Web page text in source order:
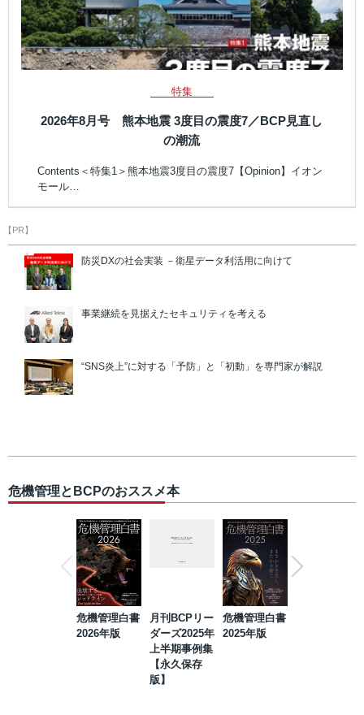
特集
2026年8月号 熊本地震 3度目の震度7／BCP見直し
の潮流
Contents＜特集1＞熊本地震3度目の震度7【Opinion】イオン
モール…
【PR】
防災DXの社会実装 －衛星データ利活用に向けて
事業継続を見据えたセキュリティを考える
“SNS炎上”に対する「予防」と「初動」を専門家が解説
危機管理とBCPのおススメ本
危機管理白書
2026年版
月刊BCPリー
ダーズ2025年
上半期事例集
【永久保存
版】
危機管理白書
2025年版